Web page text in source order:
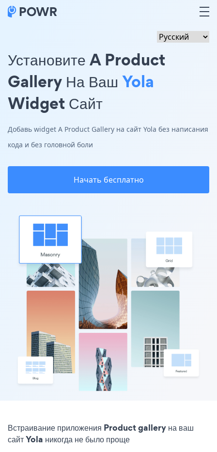
Установите A Product
Gallery На Ваш Yola
Widget Сайт
Добавь widget A Product Gallery на сайт Yola без написания
кода и без головной боли
Начать бесплатно
Встраивание приложения Product gallery на ваш
сайт Yola никогда не было проще